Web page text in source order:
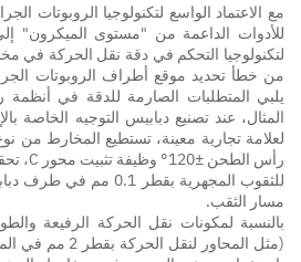
مدونة
اتصل بنا
مع الاعتماد الواسع لتكنولوجيا الروبوتات
للأدوات الداعمة من "مستوى الميكرون"
لتكنولوجيا التحكم في دقة نقل الحركة في
يلبي المتطلبات الصارمة للدقة في
المثال، عند تصنيع دبابيس التوجيه الخاصة
لعلامة تجارية معينة، تستطيع المخارط
للثقوب المجهرية بقطر
مسار الثقب.
بالنسبة لمكونات نقل الحركة الرفيعة
(مثل المحاور